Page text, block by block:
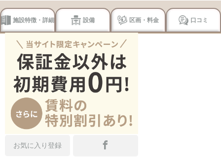
施設特徴・詳細 設備 区画・料金 口コミ
お気に入り登録